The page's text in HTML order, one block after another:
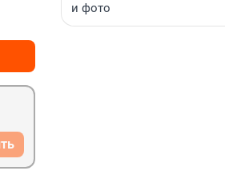
и фото